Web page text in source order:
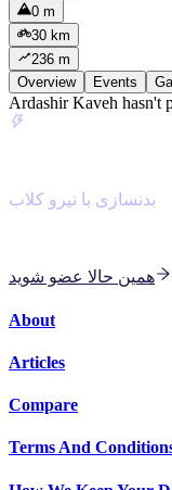
0 m
30 km
236 m
Overview
Events
Ardashir Kaveh hasn't
بدنسازی با نیرو کلاب
همین حالا عضو شوید
About
Articles
Compare
Terms And